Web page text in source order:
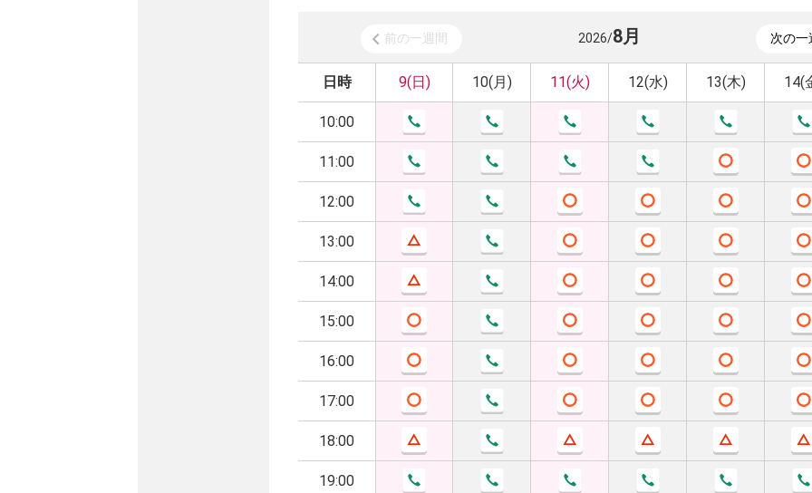
前の一週間 2026/8月 次の一
日時
10:00
11:00
12:00
13:00
14:00
15:00
16:00
17:00
18:00
19:00
9(日) 10(月) 11(火) 12(水) 13(木) 14(